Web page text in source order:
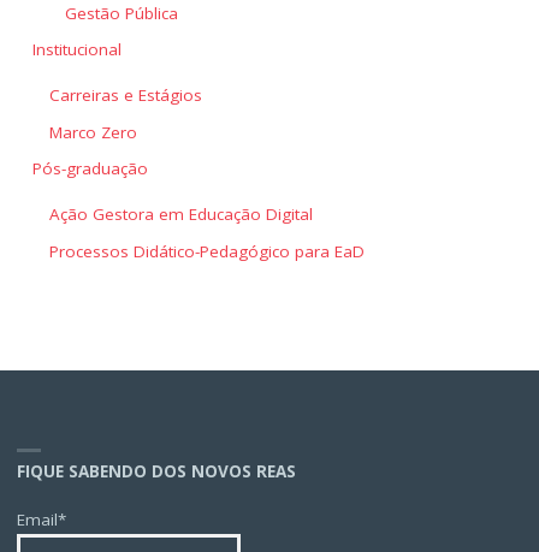
Gestão Pública
Institucional
Carreiras e Estágios
Marco Zero
Pós-graduação
Ação Gestora em Educação Digital
Processos Didático-Pedagógico para EaD
FIQUE SABENDO DOS NOVOS REAS
Email*